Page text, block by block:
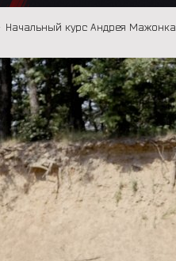
Начальный курс Андрея Мажонка